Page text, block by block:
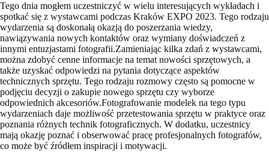
Tego dnia mogłem uczestniczyć w wielu interesujących wykładach i
spotkać się z wystawcami podczas Kraków EXPO 2023. Tego rodzaju
wydarzenia są doskonałą okazją do poszerzania wiedzy,
nawiązywania nowych kontaktów oraz wymiany doświadczeń z
innymi entuzjastami fotografii.Zamieniając kilka zdań z wystawcami,
można zdobyć cenne informacje na temat nowości sprzętowych, a
także uzyskać odpowiedzi na pytania dotyczące aspektów
technicznych sprzętu. Tego rodzaju rozmowy często są pomocne w
podjęciu decyzji o zakupie nowego sprzętu czy wyborze
odpowiednich akcesoriów.Fotografowanie modelek na tego typu
wydarzeniach daje możliwość przetestowania sprzętu w praktyce oraz
poznania różnych technik fotograficznych. W dodatku, uczestnicy
mają okazję poznać i obserwować pracę profesjonalnych fotografów,
co może być źródłem inspiracji i motywacji.